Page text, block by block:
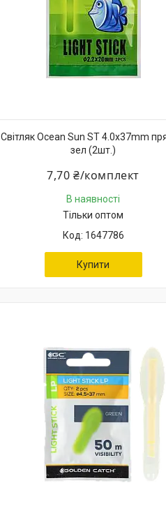
Світляк Ocean Sun ST 4.0x37mm
зел (2шт.)
7,70 ₴/комплект
В наявності
Тільки оптом
1647786
Купити